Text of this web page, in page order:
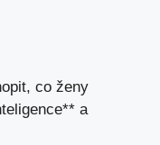
co ženy
a